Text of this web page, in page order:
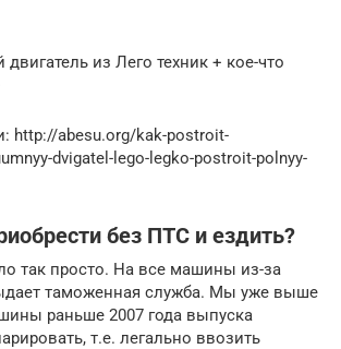
из Лего техник + кое-что
http://abesu.org/kak-postroit-
dvigatel-lego-legko-postroit-polnyy-
без ПТС и ездить?
так просто. На все машины из-за
таможенная служба. Мы уже выше
раньше 2007 года выпуска
т.е. легально ввозить